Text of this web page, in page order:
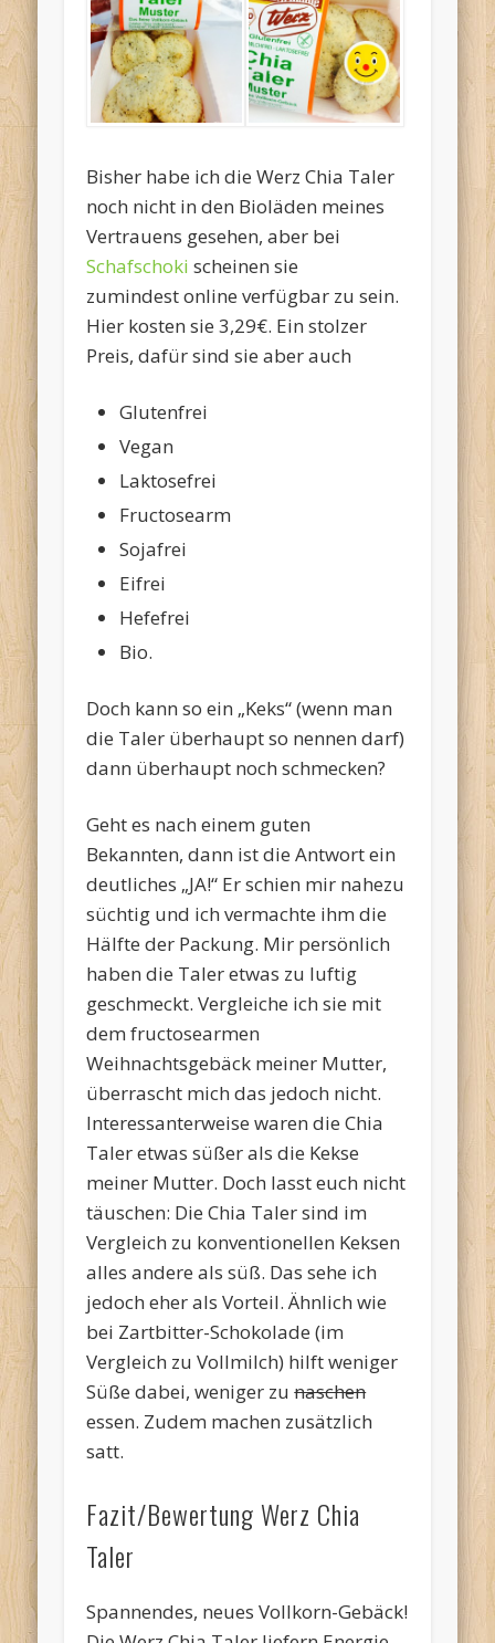
Bisher habe ich die Werz Chia Taler
noch nicht in den Bioläden meines
Vertrauens gesehen, aber bei
Schafschoki scheinen sie
zumindest online verfügbar zu sein.
Hier kosten sie 3,29€. Ein stolzer
Preis, dafür sind sie aber auch
Glutenfrei
Vegan
Laktosefrei
Fructosearm
Sojafrei
Eifrei
Hefefrei
Bio.
Doch kann so ein „Keks“ (wenn man
die Taler überhaupt so nennen darf)
dann überhaupt noch schmecken?
Geht es nach einem guten
Bekannten, dann ist die Antwort ein
deutliches „JA!“ Er schien mir nahezu
süchtig und ich vermachte ihm die
Hälfte der Packung. Mir persönlich
haben die Taler etwas zu luftig
geschmeckt. Vergleiche ich sie mit
dem fructosearmen
Weihnachtsgebäck meiner Mutter,
überrascht mich das jedoch nicht.
Interessanterweise waren die Chia
Taler etwas süßer als die Kekse
meiner Mutter. Doch lasst euch nicht
täuschen: Die Chia Taler sind im
Vergleich zu konventionellen Keksen
alles andere als süß. Das sehe ich
jedoch eher als Vorteil. Ähnlich wie
bei Zartbitter-Schokolade (im
Vergleich zu Vollmilch) hilft weniger
Süße dabei, weniger zunaschen
essen. Zudem machen zusätzlich
satt.
Fazit/Bewertung Werz Chia
Taler
Spannendes, neues Vollkorn-Gebäck!